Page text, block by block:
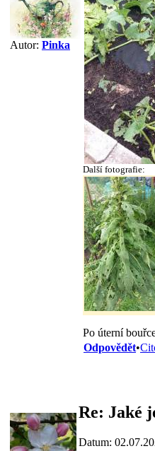
Autor: Pinka
Další fotografie:
Po úterní
Odpovědět•
Re: Jaké
Datum: